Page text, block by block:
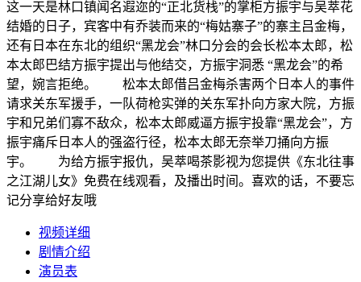
这一天是林口镇闻名遐迩的“正北货栈”的掌柜方振宇与吴萃花
结婚的日子，宾客中有乔装而来的“梅姑寨子”的寨主吕金梅，
还有日本在东北的组织“黑龙会”林口分会的会长松本太郎，松
本太郎巴结方振宇提出与他结交，方振宇洞悉 “黑龙会”的希
望，婉言拒绝。 松本太郎借吕金梅杀害两个日本人的事件
请求关东军援手，一队荷枪实弹的关东军扑向方家大院，方振
宇和兄弟们寡不敌众，松本太郎威逼方振宇投靠“黑龙会”，方
振宇痛斥日本人的强盗行径，松本太郎无奈举刀捅向方振
宇。 为给方振宇报仇，吴萃喝茶影视为您提供《东北往事
之江湖儿女》免费在线观看，及播出时间。喜欢的话，不要忘
记分享给好友哦
视频详细
剧情介绍
演员表